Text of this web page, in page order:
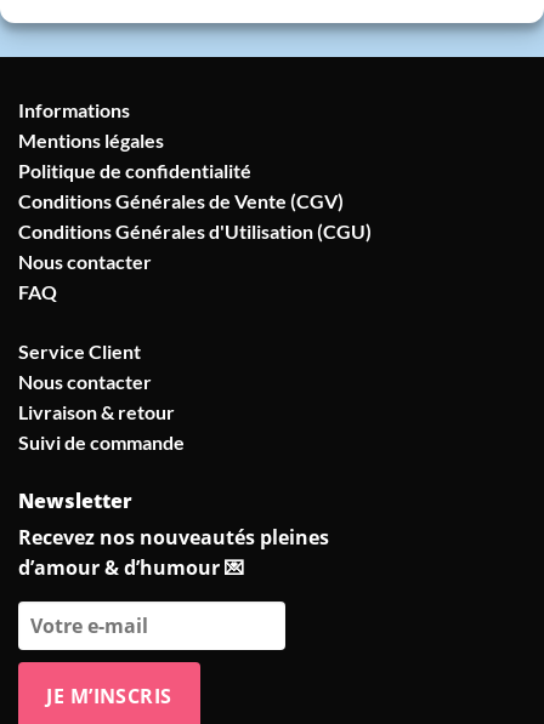
Informations
Mentions légales
Politique de confidentialité
Conditions Générales de Vente (CGV)
Conditions Générales d'Utilisation (CGU)
Nous contacter
FAQ
Service Client
Nous contacter
Livraison & retour
Suivi de commande
Newsletter
Recevez nos nouveautés pleines
d’amour & d’humour 💌